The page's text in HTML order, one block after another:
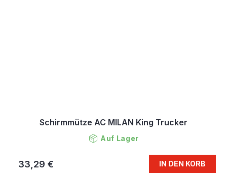
Schirmmütze AC MILAN King Trucker
Auf Lager
33,29 € IN DEN KORB